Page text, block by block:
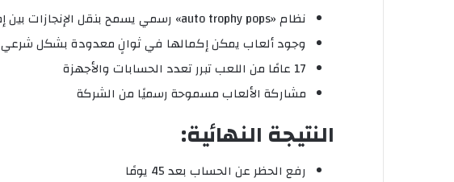
نظام «auto trophy pops» رسمي يسمح بنقل الإنجازات بين إصدارات اللعبة المختلفة
وجود ألعاب يمكن إكمالها في ثوانٍ معدودة بشكل شرعي
17 عامًا من اللعب تبرر تعدد الحسابات والأجهزة
مشاركة الألعاب مسموحة رسميًا من الشركة
النتيجة النهائية:
رفع الحظر عن الحساب بعد 45 يومًا